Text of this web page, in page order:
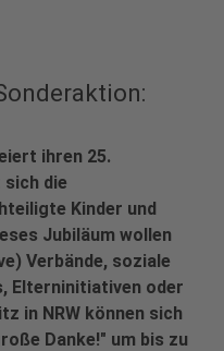
ihren 25.
die
Kinder und
Jubiläum wollen
Verbände, soziale
Elterninitiativen oder
in NRW können sich
Danke!" um bis zu